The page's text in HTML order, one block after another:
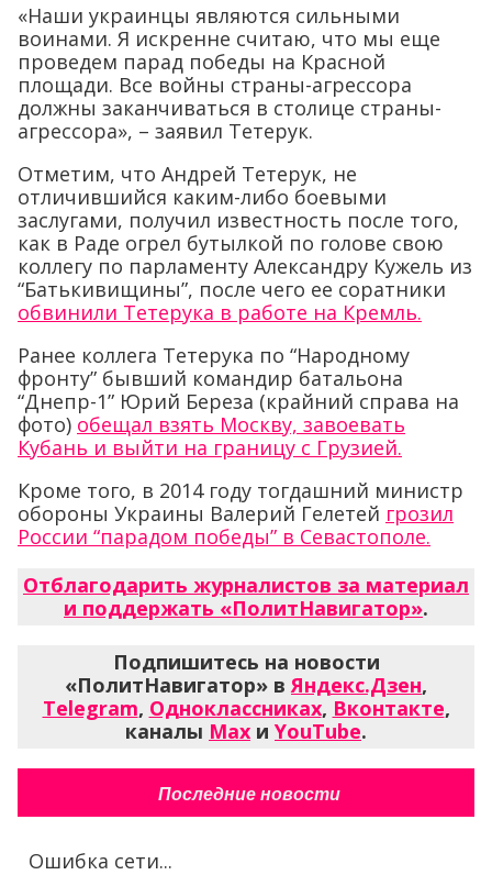
«Наши украинцы являются сильными
воинами. Я искренне считаю, что мы еще
проведем парад победы на Красной
площади. Все войны страны-агрессора
должны заканчиваться в столице страны-
агрессора», – заявил Тетерук.
Отметим, что Андрей Тетерук, не
отличившийся каким-либо боевыми
заслугами, получил известность после того,
как в Раде огрел бутылкой по голове свою
коллегу по парламенту Александру Кужель из
“Батькивищины”, после чего ее соратники
обвинили Тетерука в работе на Кремль.
Ранее коллега Тетерука по “Народному
фронту” бывший командир батальона
“Днепр-1” Юрий Береза (крайний справа на
фото) обещал взять Москву, завоевать
Кубань и выйти на границу с Грузией.
Кроме того, в 2014 году тогдашний министр
обороны Украины Валерий Гелетей грозил
России “парадом победы” в Севастополе.
Отблагодарить журналистов за материал
и поддержать «ПолитНавигатор».
Подпишитесь на новости
«ПолитНавигатор» вЯндекс.Дзен,
Telegram, Одноклассниках, Вконтакте,
каналы Max и YouTube.
Последние новости
Ошибка сети...